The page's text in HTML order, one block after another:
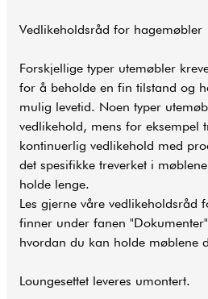
Vedlikeholdsråd for hagemøbler
Forskjellige typer utemøbler
for å beholde en fin tilstand og
mulig levetid. Noen typer
vedlikehold, mens for eksempel
kontinuerlig vedlikehold med
det spesifikke treverket i
holde lenge.
Les gjerne våre vedlikeholdsråd
finner under fanen
hvordan du kan holde møblene
Loungesettet leveres umontert.